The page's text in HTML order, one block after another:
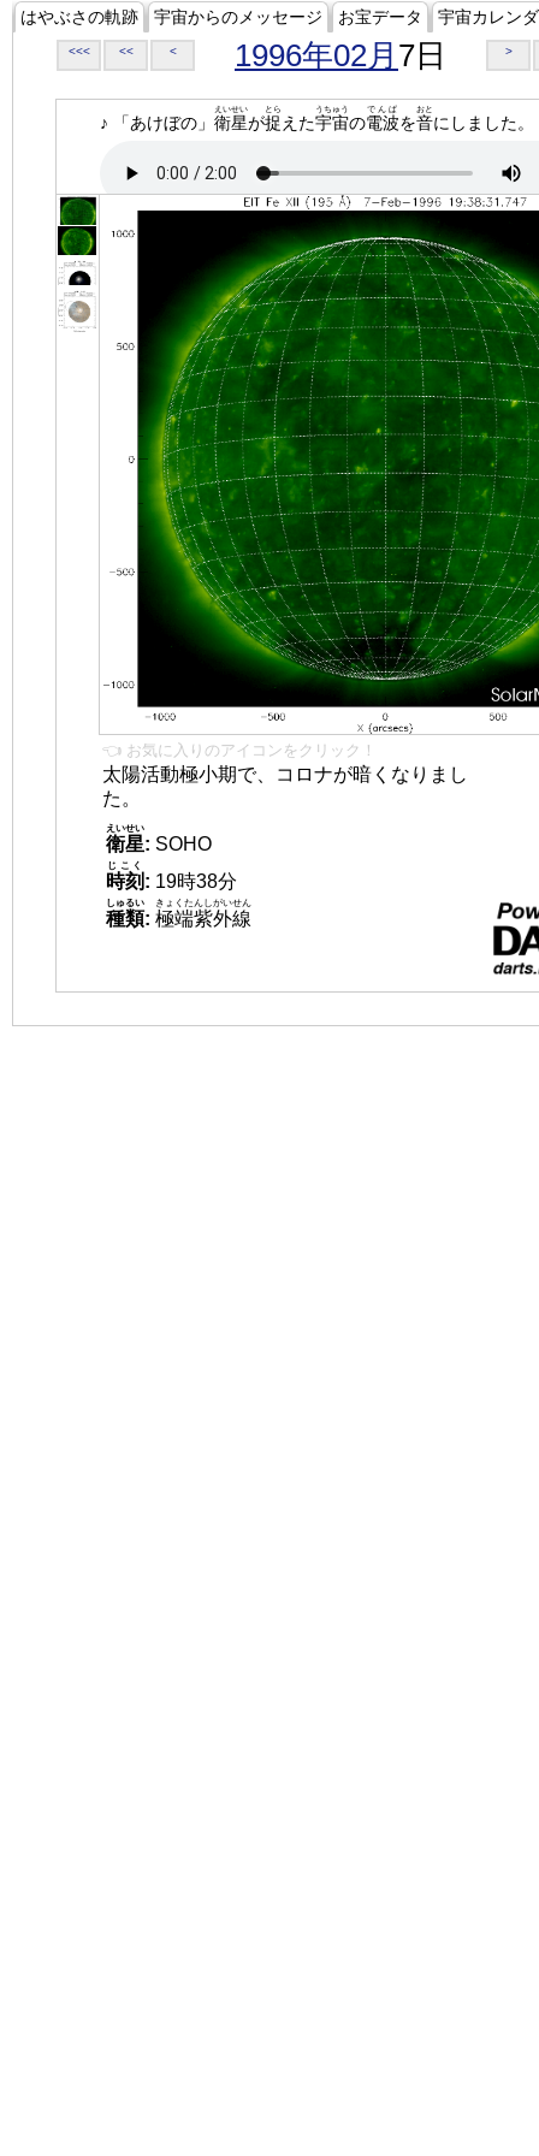
はやぶさの軌跡 宇宙からのメッセージ お宝データ 宇宙カレン
<<< << < 1996年02月 7日 >
♪ 「あけぼの」 衛星
えいせい
が捉
とら
えた宇宙
うちゅう
の電波
でんぱ
を音
おと
にしました。
👈 お気に入りのアイコンをクリック！
太陽活動極小期で、コロナが暗くなりまし
た。
衛星
えいせい
: SOHO
時刻
じこく
: 19時38分
種類
しゅるい
: 極端紫外線
きょくたんしがいせん